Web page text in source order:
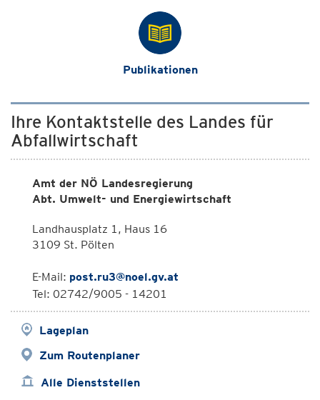
Publikationen
Ihre Kontaktstelle des Landes für
Abfallwirtschaft
Amt der NÖ Landesregierung
Abt. Umwelt- und Energiewirtschaft
Landhausplatz 1, Haus 16
3109 St. Pölten
E-Mail: post.ru3@noel.gv.at
Tel: 02742/9005 - 14201
Lageplan
Zum Routenplaner
Alle Dienststellen